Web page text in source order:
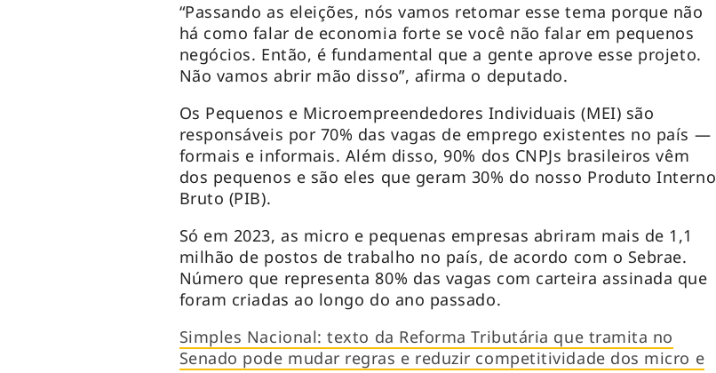
“Passando as eleições, nós vamos retomar esse tema porque não
há como falar de economia forte se você não falar em pequenos
negócios. Então, é fundamental que a gente aprove esse projeto.
Não vamos abrir mão disso”, afirma o deputado.
Os Pequenos e Microempreendedores Individuais (MEI) são
responsáveis por 70% das vagas de emprego existentes no país —
formais e informais. Além disso, 90% dos CNPJs brasileiros vêm
dos pequenos e são eles que geram 30% do nosso Produto Interno
Bruto (PIB).
Só em 2023, as micro e pequenas empresas abriram mais de 1,1
milhão de postos de trabalho no país, de acordo com o Sebrae.
Número que representa 80% das vagas com carteira assinada que
foram criadas ao longo do ano passado.
Simples Nacional: texto da Reforma Tributária que tramita no
Senado pode mudar regras e reduzir competitividade dos micro e